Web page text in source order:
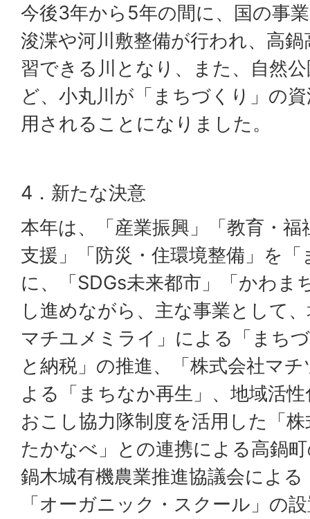
今後3年から5年の間に、国の事
浚渫や河川敷整備が行われ、高
習できる川となり、また、自然
ど、小丸川が「まちづくり」の
用されることになりました。
4．新たな決意
本年は、「産業振興」「教育・福
支援」「防災・住環境整備」を
に、「SDGs未来都市」「かわま
し進めながら、主な事業として
マチユメミライ」による「まち
と納税」の推進、「株式会社マ
よる「まちなか再生」、地域活
おこし協力隊制度を活用した「
たかなべ」との連携による高鍋
鍋木城有機農業推進協議会による
「オーガニック・スクール」の